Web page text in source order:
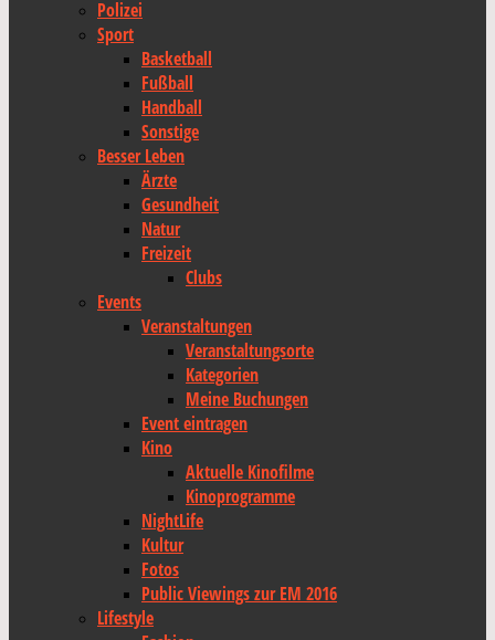
Polizei
Sport
Basketball
Fußball
Handball
Sonstige
Besser Leben
Ärzte
Gesundheit
Natur
Freizeit
Clubs
Events
Veranstaltungen
Veranstaltungsorte
Kategorien
Meine Buchungen
Event eintragen
Kino
Aktuelle Kinofilme
Kinoprogramme
NightLife
Kultur
Fotos
Public Viewings zur EM 2016
Lifestyle